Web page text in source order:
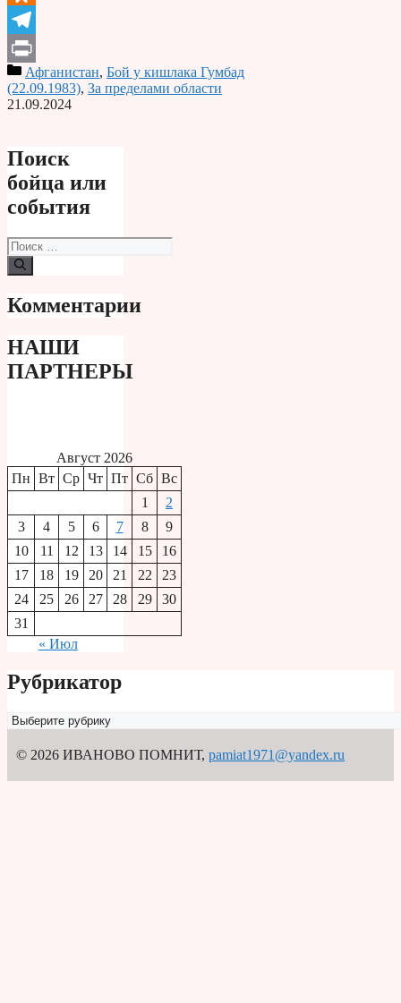
Odnoklassniki
Telegram
PrintАфганистан, Бой у кишлака Гумбад
(22.09.1983), За пределами области
21.09.2024
Поиск
бойца или
события
Поиск:
Комментарии
НАШИ
ПАРТНЕРЫ
Август 2026
Пн Вт Ср Чт Пт Сб Вс
1
2
3
4 5 6 7 8
9
10
11 12 13 14 15
16
17
18 19 20 21 22
23
24
25 26 27 28 29
30
31
« Июл
Рубрикатор
Рубрикатор
© 2026 ИВАНОВО ПОМНИТ, pamiat1971@yandex.ru